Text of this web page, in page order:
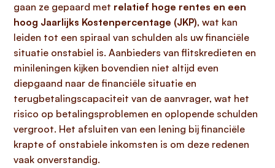
gaan ze gepaard met relatief hoge rentes en een
hoog Jaarlijks Kostenpercentage (JKP), wat kan
leiden tot een spiraal van schulden als uw financiële
situatie onstabiel is. Aanbieders van flitskredieten en
minileningen kijken bovendien niet altijd even
diepgaand naar de financiële situatie en
terugbetalingscapaciteit van de aanvrager, wat het
risico op betalingsproblemen en oplopende schulden
vergroot. Het afsluiten van een lening bij financiële
krapte of onstabiele inkomsten is om deze redenen
vaak onverstandig.